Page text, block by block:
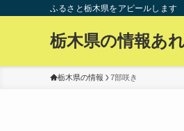
ふるさと栃木県をアピールします
栃木県の情報あ
栃木県の情報 7部咲き